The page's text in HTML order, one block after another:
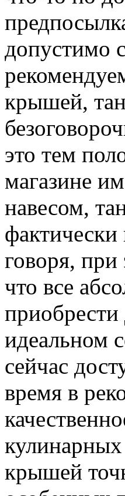
допустимо
крышей,
это тем
магазине
навесом,
говоря, при
что все
идеальном
сейчас
время в
крышей